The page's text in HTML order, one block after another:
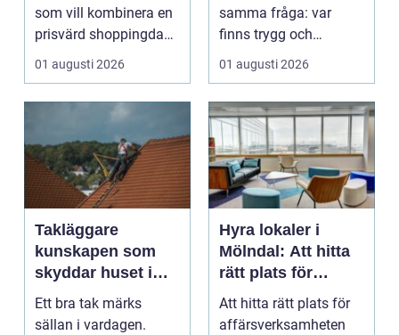
som vill kombinera en
prisvärd shoppingdag
med en enkel och ...
01 augusti 2026
samma fråga: var
finns trygg och
prisvärd hjälp när bilen
01 augusti 2026
Takläggare
kunskapen som
skyddar huset i
längden
Ett bra tak märks
sällan i vardagen.
Hyra lokaler i
Mölndal: Att hitta
rätt plats för
affärsverksamhete
Att hitta rätt plats för
affärsverksamheten